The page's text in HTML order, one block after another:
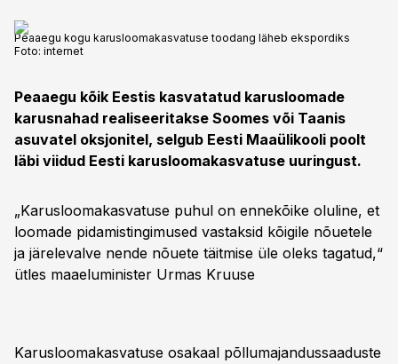
Peaaegu kogu karusloomakasvatuse toodang läheb ekspordiks
Foto: internet
Peaaegu kõik Eestis kasvatatud karusloomade
karusnahad realiseeritakse Soomes või Taanis
asuvatel oksjonitel, selgub Eesti Maaülikooli poolt
läbi viidud Eesti karusloomakasvatuse uuringust.
„Karusloomakasvatuse puhul on ennekõike oluline, et
loomade pidamistingimused vastaksid kõigile nõuetele
ja järelevalve nende nõuete täitmise üle oleks tagatud,“
ütles maaeluminister Urmas Kruuse
Karusloomakasvatuse osakaal põllumajandussaaduste